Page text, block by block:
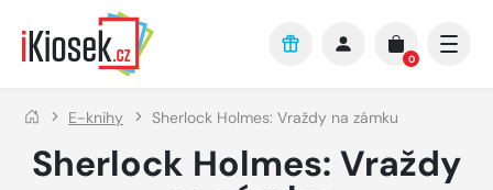
Přejít na hlavní obsah
0
E-knihy Sherlock Holmes: Vraždy na zámku
Sherlock Holmes: Vraždy